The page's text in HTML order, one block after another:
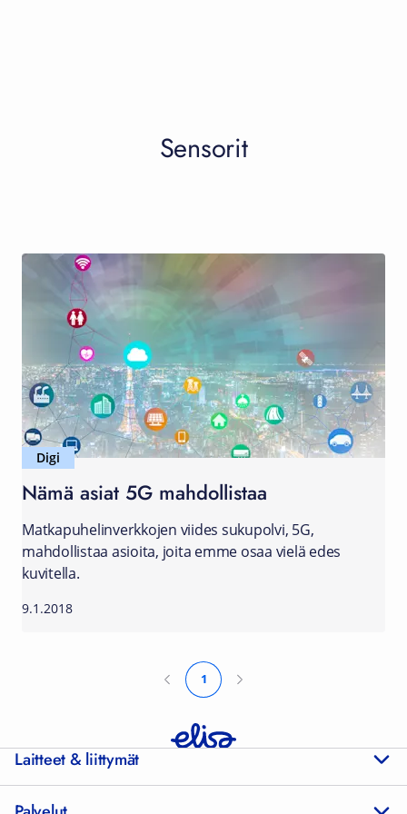
Sensorit
Digi
Nämä asiat 5G mahdollistaa
Matkapuhelinverkkojen viides sukupolvi, 5G,
mahdollistaa asioita, joita emme osaa vielä edes
kuvitella.
9.1.2018
1
Laitteet & liittymät